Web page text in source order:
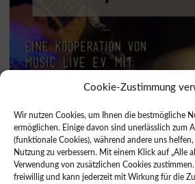
Cookie-Zustimmung
Wir nutzen Cookies, um Ihnen die bestmögliche
ermöglichen. Einige davon sind unerlässlich zum
(funktionale Cookies), während andere uns
Nutzung zu verbessern. Mit einem Klick auf „Alle
Verwendung von zusätzlichen Cookies
freiwillig und kann jederzeit mit Wirkung für die